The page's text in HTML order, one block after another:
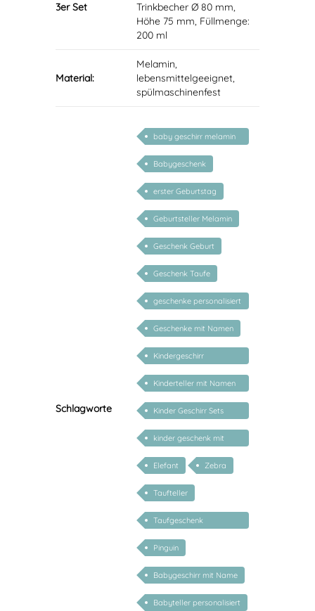
3er Set
Trinkbecher Ø 80 mm,
Höhe 75 mm, Füllmenge:
200 ml
Material:
Melamin,
lebensmittelgeeignet,
spülmaschinenfest
Schlagworte
baby geschirr melamin
set
Babygeschenk
erster Geburtstag
Geburtsteller Melamin
Geschenk Geburt
Geschenk Taufe
geschenke personalisiert
kinder
Geschenke mit Namen
Kindergeschirr
personalisiert
Kinderteller mit Namen
personalisiert
Kinder Geschirr Sets
Melamin
kinder geschenk mit
namen
Elefant
Zebra
Taufteller
Taufgeschenk
personalisiert
Pinguin
Babygeschirr mit Name
Babyteller personalisiert